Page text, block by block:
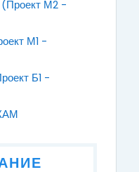
(Проект М2 -
М1 -
Б1 -
Файл